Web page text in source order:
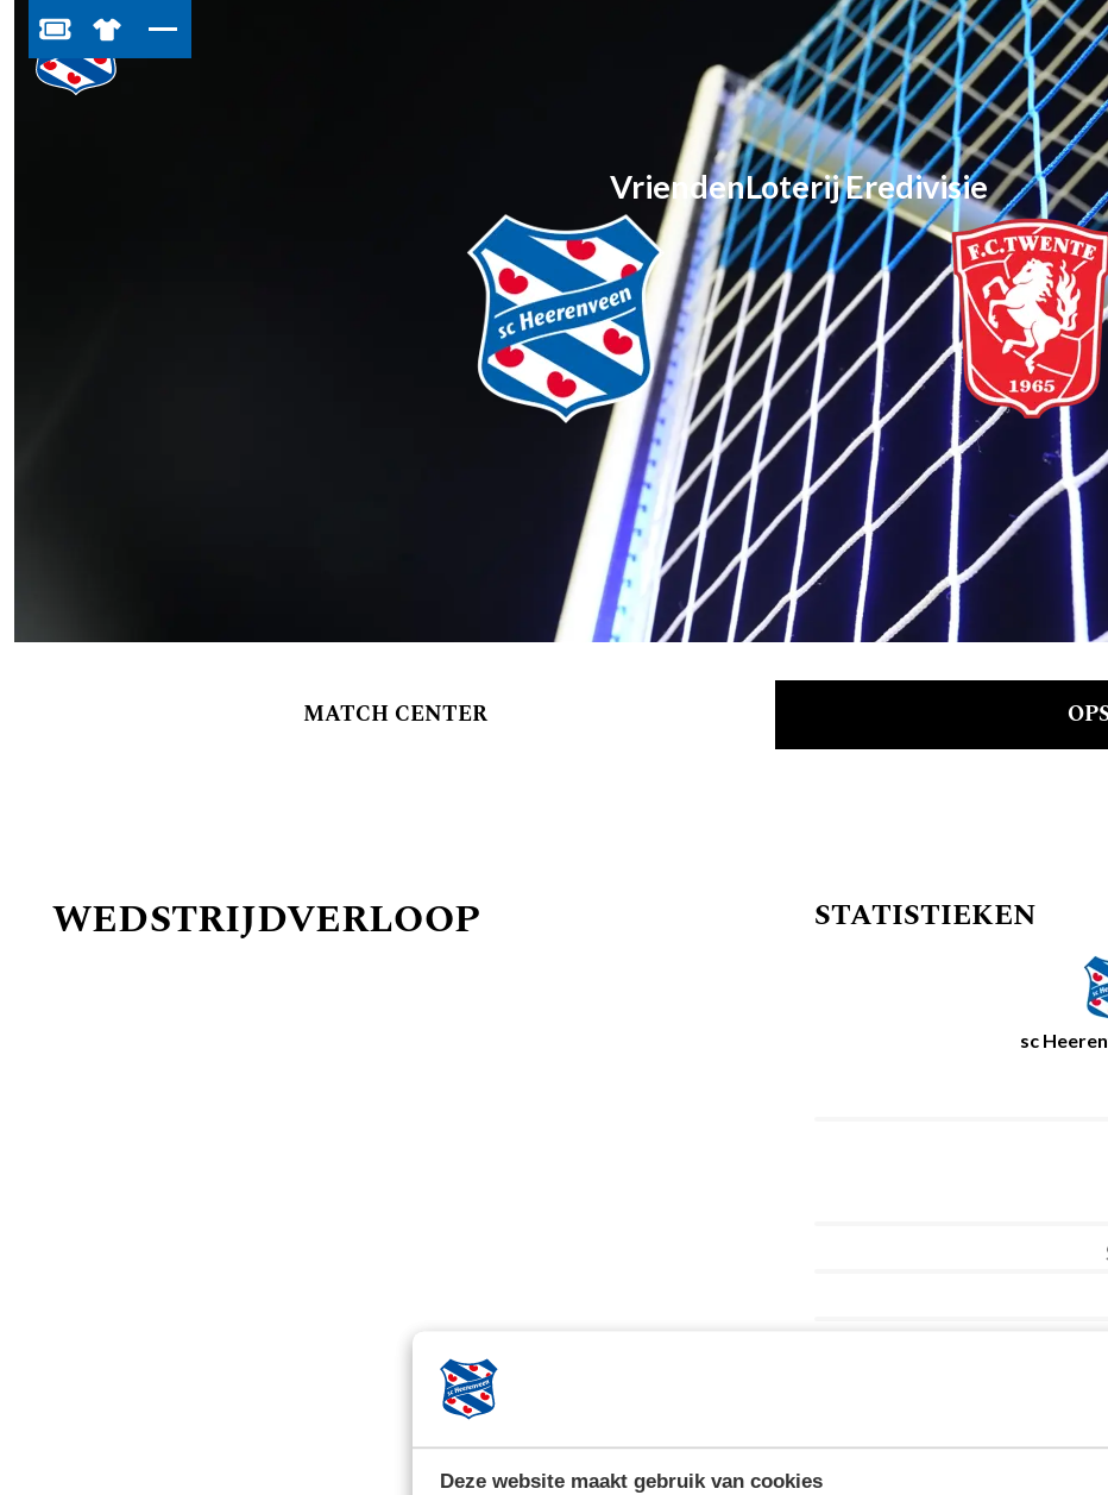
Deze website maakt gebruik van cookies
BESTEL JOUW TICKETS
SHOP IN DE FEANSTORE
VriendenLoterij Eredivisie
MATCH CENTER
WEDSTRIJDVERLOOP STATISTIEKEN
sc